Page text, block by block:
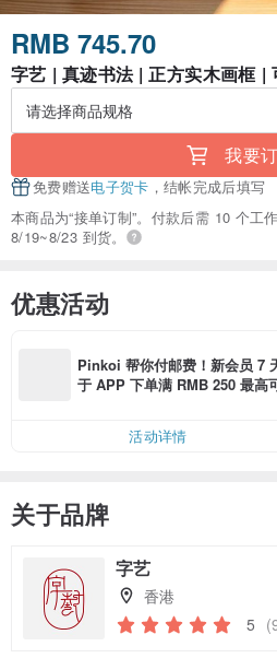
RMB 745.70
字艺 | 真迹书法 | 正方实木画框 |
我要
免费赠送电子贺卡 ，结帐完成后填写
本商品为“接单订制”。付款后需 10 个工
8/19~8/23 到货。
优惠活动
Pinkoi 帮你付邮费！新会员 7
于 APP 下单满 RMB 250 最高
活动详情
关于品牌
字艺
香港
5